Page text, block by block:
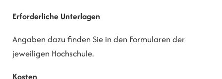
Erforderliche Unterlagen
Angaben dazu finden Sie in den Formularen der
jeweiligen Hochschule.
Kosten